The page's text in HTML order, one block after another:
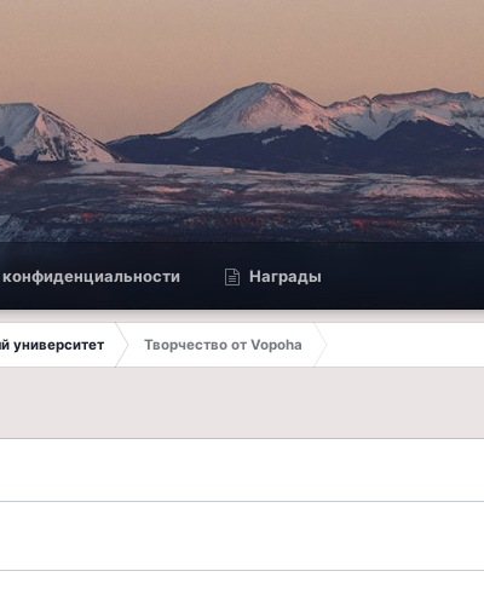
Награды
университет
Творчество от Vopoha